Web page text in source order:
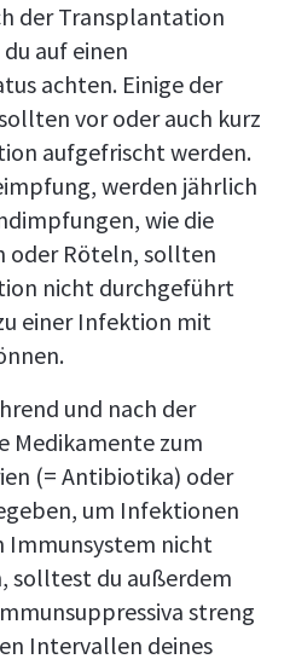
der Transplantation
auf einen
achten. Einige der
vor oder auch kurz
aufgefrischt werden.
werden jährlich
wie die
oder Röteln, sollten
nicht durchgeführt
einer Infektion mit
und nach der
Medikamente zum
(= Antibiotika) oder
um Infektionen
Immunsystem nicht
solltest du außerdem
streng
Intervallen deines